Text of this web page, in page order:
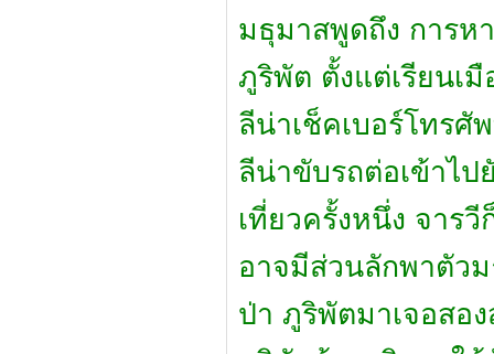
มธุมาสพูดถึง การห
ภูริพัต ตั้งแต่เรียนเ
ลีน่าเช็คเบอร์โทร
ลีน่าขับรถต่อเข้าไ
เที่ยวครั้งหนึ่ง จาร
อาจมีส่วนลักพาตัว
ป่า ภูริพัตมาเจอสอ